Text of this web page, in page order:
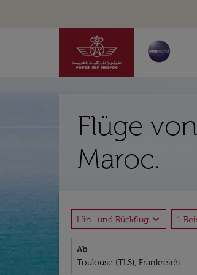
Flüge
Maroc.
Hin- und Rückflug expand_more 1
Ab